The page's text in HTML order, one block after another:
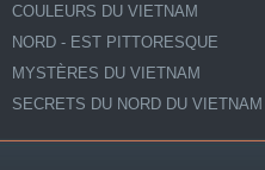
COULEURS DU VIETNAM
NORD - EST PITTORESQUE
MYSTÈRES DU VIETNAM
SECRETS DU NORD DU VIETNAM